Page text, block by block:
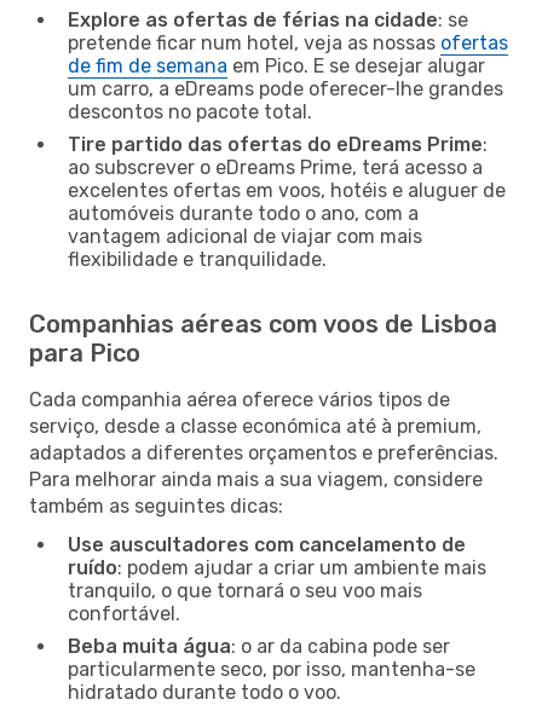
Explore as ofertas de férias na cidade: se
pretende ficar num hotel, veja as nossas ofertas
de fim de semana em Pico. E se desejar alugar
um carro, a eDreams pode oferecer-lhe grandes
descontos no pacote total.
Tire partido das ofertas do eDreams Prime:
ao subscrever o eDreams Prime, terá acesso a
excelentes ofertas em voos, hotéis e aluguer de
automóveis durante todo o ano, com a
vantagem adicional de viajar com mais
flexibilidade e tranquilidade.
Companhias aéreas com voos de Lisboa
para Pico
Cada companhia aérea oferece vários tipos de
serviço, desde a classe económica até à premium,
adaptados a diferentes orçamentos e preferências.
Para melhorar ainda mais a sua viagem, considere
também as seguintes dicas:
Use auscultadores com cancelamento de
ruído: podem ajudar a criar um ambiente mais
tranquilo, o que tornará o seu voo mais
confortável.
Beba muita água: o ar da cabina pode ser
particularmente seco, por isso, mantenha-se
hidratado durante todo o voo.